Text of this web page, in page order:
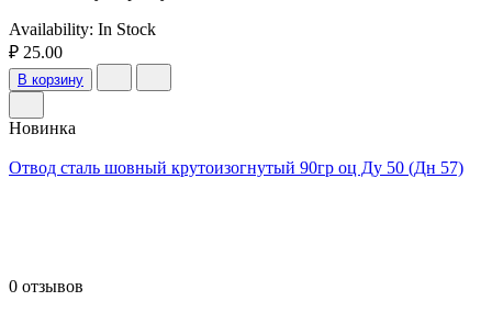
Availability: In Stock
₽ 25.00
В корзину
Новинка
Отвод сталь шовный крутоизогнутый 90гр оц Ду 50 (Дн 57)
0 отзывов